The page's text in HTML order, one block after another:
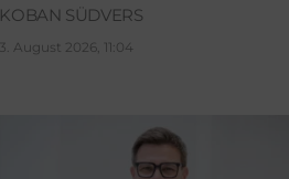
KOBAN SÜDVERS
3. August 2026, 11:04